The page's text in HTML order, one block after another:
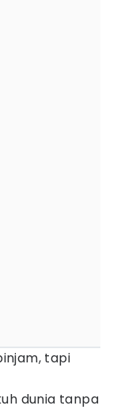
tapi
dunia tanpa